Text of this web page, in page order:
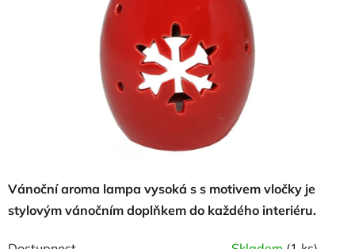
Vánoční aroma lampa vysoká s s motivem vločky je
stylovým vánočním doplňkem do každého interiéru.